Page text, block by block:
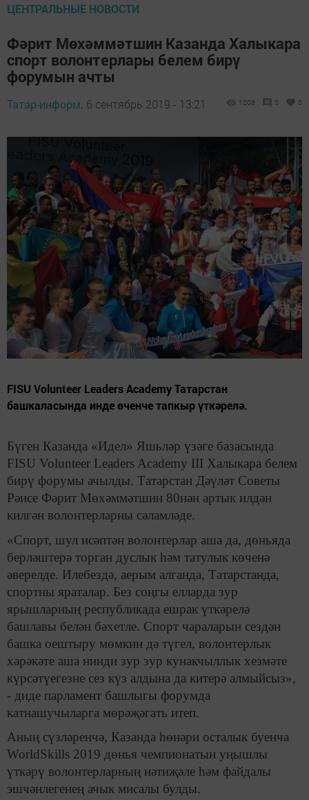
ЦЕНТРАЛЬНЫЕ НОВОСТИ
Фәрит Мөхәммәтшин Казанда Халыкара
спорт волонтерлары белем бирү
форумын ачты
Татар-информ, 6 сентябрь 2019 - 13:21 1008 0 0
FISU Volunteer Leaders Academy Татарстан
башкаласында инде өченче тапкыр үткәрелә.
Бүген Казанда «Идел» Яшьләр үзәге базасында
FISU Volunteer Leaders Academy III Халыкара белем
бирү форумы ачылды. Татарстан Дәүләт Советы
Рәисе Фәрит Мөхәммәтшин 80нән артык илдән
килгән волонтерларны сәламләде.
«Спорт, шул исәптән волонтерлар аша да, дөньяда
берләштерә торган дуслык һәм татулык көченә
әверелде. Илебездә, аерым алганда, Татарстанда,
спортны яраталар. Без соңгы елларда зур
ярышларның республикада ешрак үткәрелә
башлавы белән бәхетле. Спорт чараларын сездән
башка оештыру мөмкин дә түгел, волонтерлык
хәрәкәте аша нинди зур зур кунакчыллык хезмәте
күрсәтүегезне сез күз алдына да китерә алмыйсыз»,
- диде парламент башлыгы форумда
катнашучыларга мөрәҗәгать итеп.
Аның сүзләренчә, Казанда һөнәри осталык буенча
WorldSkills 2019 дөнья чемпионатын уңышлы
үткәрү волонтерларның нәтиҗәле һәм файдалы
эшчәнлегенең ачык мисалы булды.